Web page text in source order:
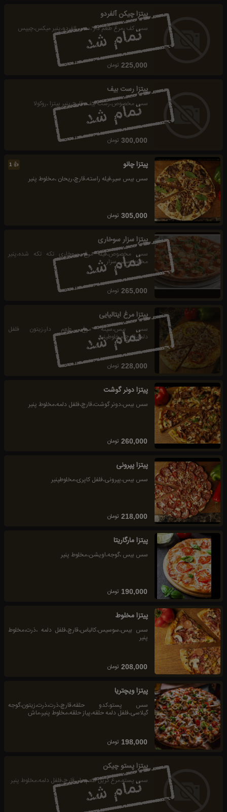
پیتزا چیکن آلفردو
سس کف ،مرغ طعم دار ،سس الفردو،پنیر میکس،چیپس
225,000 تومان
پیتزا رست بیف
سس مخصوص،رست بیف ،قارچ،پنیر پیتزا ،روکولا
300,000 تومان
👍
1 پیتزا چانو
سس بیس سیر،فیله راسته،قارچ،ریحان ،مخلوط پنیر
305,000 تومان
پیتزا سزار سوخاری
سس مخصوص،فیله مرغ سوخاری تکه تکه شده،پنیر
مخلوط،سس سزار
265,000 تومان
پیتزا مرغ ایتالیایی
سس بیس،سینه مرغ طعم دار،زیتون فلفل
دلمه،قارچ،مخلوطپنیر
228,000 تومان
پیتزا دونر گوشت
سس بیس،دونر گوشت،قارچ،فلفل دلمه،مخلوط پنیر
260,000 تومان
پیتزا پپرونی
سس بیس،پپرونی،فلفل کاپری،مخلوطپنیر
218,000 تومان
پیتزا مارگاریتا
سس بیس ،گوجه،اویشن،مخلوط پنیر
190,000 تومان
پیتزا مخلوط
سس بیس،سوسیس،کالباس،قارچ،فلفل دلمه ،ذرت،مخلوط
پنیر
208,000 تومان
پیتزا ویچتریا
سس پستو،کدو حلقه،قارچ،ذرت،ذرت،زیتون،گوجه
گیلاسی،فلفل دلمه حلقه،پیاز حلقه،مخلوط پنیر،ماش
198,000 تومان
پیتزا پستو چیکن
سس پستو،مرغ گریل طعم دار ،قارچ،فلفل دلمه،مخلوط پنیر